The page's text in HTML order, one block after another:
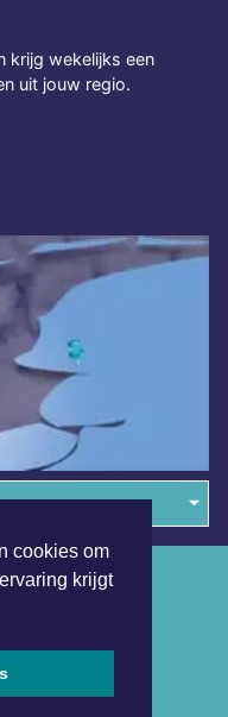
cookies om
krijgt
krijg wekelijks een
uit jouw regio.